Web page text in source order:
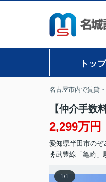
トップ
名古屋市内で賃貸
【仲介手
2,299万円
愛知県半田市のぞ
武豊線「亀崎」
1/1